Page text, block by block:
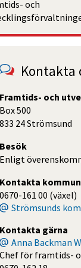
och
Kontakta
Framtids- och
Box 500
833 24 Strömsund
Besök
Enligt
Kontakta
0670-161 00 (växel)
Strömsunds
Kontakta gärna
Anna Backman
Chef för framtids-